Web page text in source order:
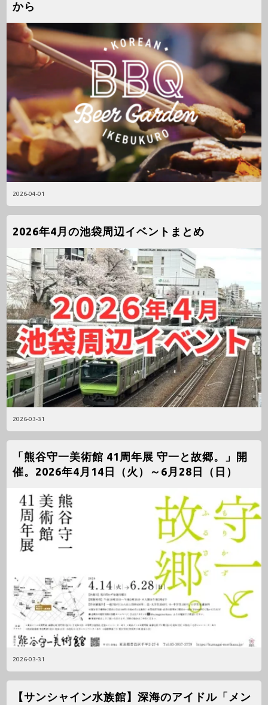
2026-04-01
から
2026-03-31
2026年4月の池袋周辺イベントまとめ
2026-03-31
「熊谷守一美術館 41周年展 守一と故郷。」開
催。2026年4月14日（火）～6月28日（日）
【サンシャイン水族館】深海のアイドル「メン